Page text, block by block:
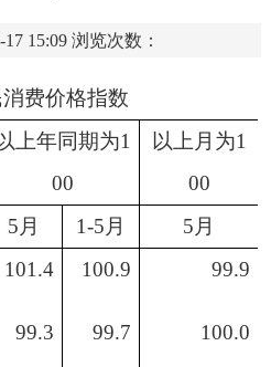
15:09 浏览次数：
消费价格指数
上年同期为1
00
以上月为1
00
5月 1-5月 5月
101.4 100.9
99.9
99.3 99.7 100.0